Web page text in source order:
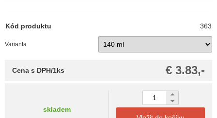
Kód produktu 363
Varianta
€ 3.83,-
Cena s DPH/1ks
skladem